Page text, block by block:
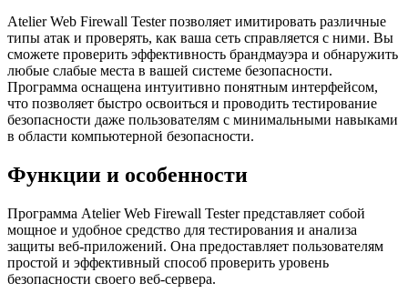
Atelier Web Firewall Tester позволяет имитировать различные
типы атак и проверять, как ваша сеть справляется с ними. Вы
сможете проверить эффективность брандмауэра и обнаружить
любые слабые места в вашей системе безопасности.
Программа оснащена интуитивно понятным интерфейсом,
что позволяет быстро освоиться и проводить тестирование
безопасности даже пользователям с минимальными навыками
в области компьютерной безопасности.
Функции и особенности
Программа Atelier Web Firewall Tester представляет собой
мощное и удобное средство для тестирования и анализа
защиты веб-приложений. Она предоставляет пользователям
простой и эффективный способ проверить уровень
безопасности своего веб-сервера.